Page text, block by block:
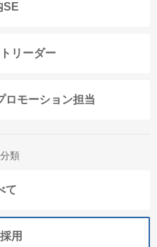
SE
リーダー
ロモーション担当
類
て
用